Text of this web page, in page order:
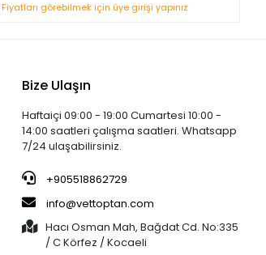
Fiyatları görebilmek için üye girişi yapınız
Bize Ulaşın
Haftaiçi 09:00 - 19:00 Cumartesi 10:00 -
14:00 saatleri çalışma saatleri. Whatsapp
7/24 ulaşabilirsiniz.
+905518862729
info@vettoptan.com
Hacı Osman Mah, Bağdat Cd. No:335
/ C Körfez / Kocaeli